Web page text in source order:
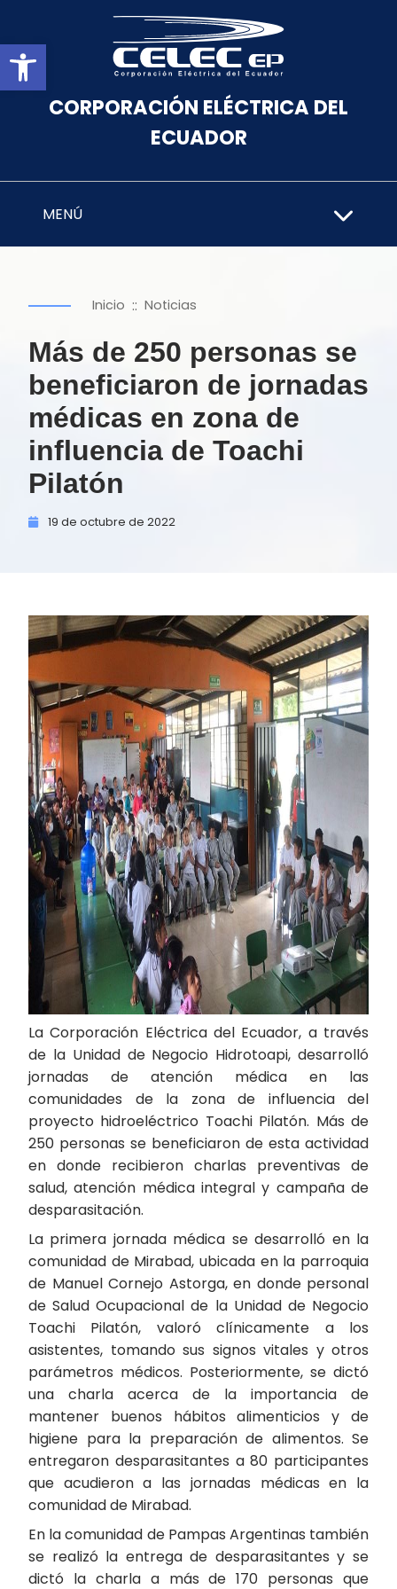
Abrir barra de herramientas
CORPORACIÓN ELÉCTRICA DEL
ECUADOR
MENÚ
Inicio :: Noticias
Más de 250 personas se
beneficiaron de jornadas
médicas en zona de
influencia de Toachi
Pilatón
19 de octubre de 2022
La Corporación Eléctrica del Ecuador, a través
de la Unidad de Negocio Hidrotoapi, desarrolló
jornadas de atención médica en las
comunidades de la zona de influencia del
proyecto hidroeléctrico Toachi Pilatón. Más de
250 personas se beneficiaron de esta actividad
en donde recibieron charlas preventivas de
salud, atención médica integral y campaña de
desparasitación.
La primera jornada médica se desarrolló en la
comunidad de Mirabad, ubicada en la parroquia
de Manuel Cornejo Astorga, en donde personal
de Salud Ocupacional de la Unidad de Negocio
Toachi Pilatón, valoró clínicamente a los
asistentes, tomando sus signos vitales y otros
parámetros médicos. Posteriormente, se dictó
una charla acerca de la importancia de
mantener buenos hábitos alimenticios y de
higiene para la preparación de alimentos. Se
entregaron desparasitantes a 80 participantes
que acudieron a las jornadas médicas en la
comunidad de Mirabad.
En la comunidad de Pampas Argentinas también
se realizó la entrega de desparasitantes y se
dictó la charla a más de 170 personas que